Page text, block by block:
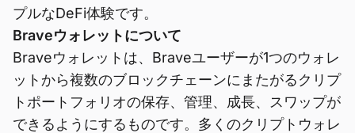
プルなDeFi体験です。
Braveウォレットについて
Braveウォレットは、Braveユーザーが1つのウォレ
ットから複数のブロックチェーンにまたがるクリプ
トポートフォリオの保存、管理、成長、スワップが
できるようにするものです。多くのクリプトウォレ